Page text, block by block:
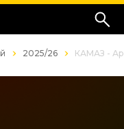
2025/26 КАМАЗ -